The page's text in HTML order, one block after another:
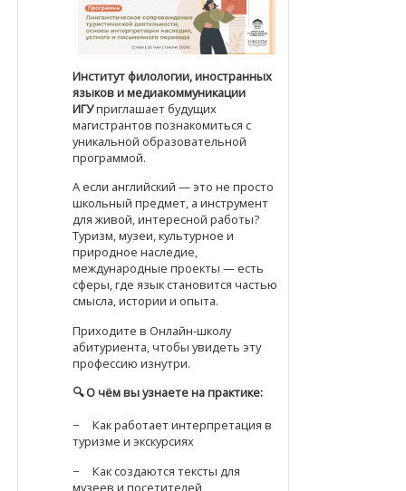
Институт филологии, иностранных
языков и медиакоммуникации
ИГУприглашает будущих
магистрантов познакомиться с
уникальной образовательной
программой.
А если английский — это не просто
школьный предмет, а инструмент
для живой, интересной работы?
Туризм, музеи, культурное и
природное наследие,
международные проекты — есть
сферы, где язык становится частью
смысла, истории и опыта.
Приходите в Онлайн-школу
абитуриента, чтобы увидеть эту
профессию изнутри.
🔍О чём вы узнаете на практике:
− Как работает интерпретация в
туризме и экскурсиях
− Как создаются тексты для
музеев и посетителей